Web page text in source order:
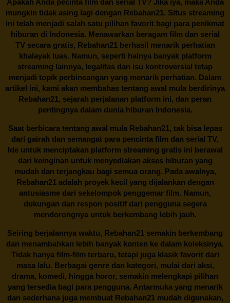
mungkin tidak asing lagi dengan Rebahan21. Situs streaming
ini telah menjadi salah satu pilihan favorit bagi para penikmat
hiburan di Indonesia. Menawarkan beragam film dan serial
TV secara gratis, Rebahan21berhasil menarik perhatian
khalayak luas. Namun, seperti halnya banyak platform
streaming lainnya, legalitas dan isu kontroversial tetap
menjadi topik perbincangan yang menarik perhatian. Dalam
artikel ini, kami akan membahas tentang awal mula berdirinya
Rebahan21, sejarah perjalanan platform ini, dan peran
pentingnya dalam dunia hiburan Indonesia.
Saat berbicara tentang awal mula Rebahan21, tak bisa lepas
dari gairah dan semangat para pencinta film dan serial TV.
Ide untuk menciptakan platform streaming gratis ini berawal
dari keinginan untuk menyediakan akses hiburan yang
mudah dan terjangkau bagi semua orang. Pada awalnya,
Rebahan21 adalah proyek kecil yang dijalankan dengan
antusiasme dari sekelompok penggemar film. Namun,
dukungan dan respon positif dari pengguna segera
mendorongnya untuk berkembang lebih jauh.
Seiring berjalannya waktu, Rebahan21 semakin berkembang
dan menambahkan lebih banyak konten ke dalam koleksinya.
Tidak hanya film-film terbaru, tetapi juga klasik favorit dari
masa lalu. Berbagai genre dan kategori, mulai dari aksi,
drama, komedi, hingga horor, semakin melengkapi pilihan
yang tersedia bagi para pengguna. Antarmuka yang menarik
dan sederhana juga membuatRebahan21mudah digunakan,